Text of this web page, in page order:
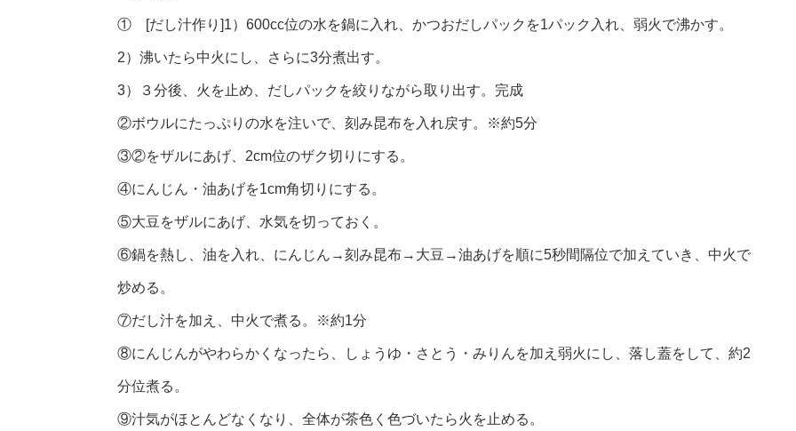
① [だし汁作り]1）600cc位の水を鍋に入れ、かつおだしパックを1パック入れ、弱火で沸かす。
2）沸いたら中火にし、さらに3分煮出す。
3）３分後、火を止め、だしパックを絞りながら取り出す。完成
②ボウルにたっぷりの水を注いで、刻み昆布を入れ戻す。※約5分
③②をザルにあげ、2cm位のザク切りにする。
④にんじん・油あげを1cm角切りにする。
⑤大豆をザルにあげ、水気を切っておく。
⑥鍋を熱し、油を入れ、にんじん→刻み昆布→大豆→油あげを順に5秒間隔位で加えていき、中火で
炒める。
⑦だし汁を加え、中火で煮る。※約1分
⑧にんじんがやわらかくなったら、しょうゆ・さとう・みりんを加え弱火にし、落し蓋をして、約2
分位煮る。
⑨汁気がほとんどなくなり、全体が茶色く色づいたら火を止める。